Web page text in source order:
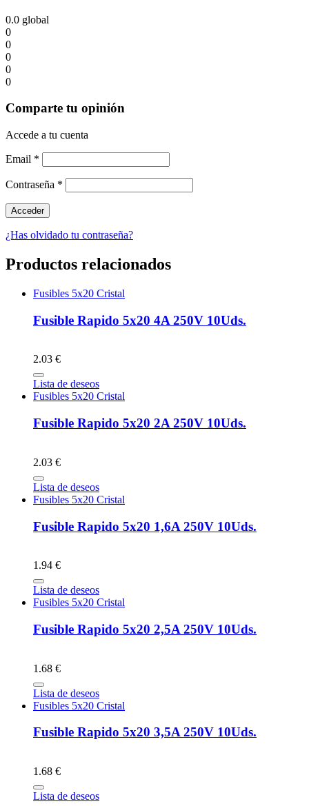
0.0 global
0
0
0
0
0
Comparte tu opinión
Accede a tu cuenta
Email *
Contraseña *
¿Has olvidado tu contraseña?
Productos relacionados
Fusibles 5x20 Cristal
Fusible Rapido 5x20 4A 250V 10Uds.
2.03 €
Lista de deseos
Fusibles 5x20 Cristal
Fusible Rapido 5x20 2A 250V 10Uds.
2.03 €
Lista de deseos
Fusibles 5x20 Cristal
Fusible Rapido 5x20 1,6A 250V 10Uds.
1.94 €
Lista de deseos
Fusibles 5x20 Cristal
Fusible Rapido 5x20 2,5A 250V 10Uds.
1.68 €
Lista de deseos
Fusibles 5x20 Cristal
Fusible Rapido 5x20 3,5A 250V 10Uds.
1.68 €
Lista de deseos